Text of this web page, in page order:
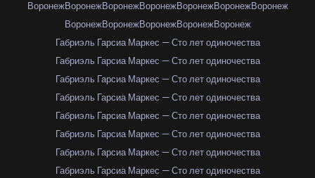
ВоронежВоронежВоронежВоронежВоронежВоронежВоронеж
ВоронежВоронежВоронежВоронежВоронеж
Габриэль Гарсиа Маркес — Сто лет одиночества
Габриэль Гарсиа Маркес — Сто лет одиночества
Габриэль Гарсиа Маркес — Сто лет одиночества
Габриэль Гарсиа Маркес — Сто лет одиночества
Габриэль Гарсиа Маркес — Сто лет одиночества
Габриэль Гарсиа Маркес — Сто лет одиночества
Габриэль Гарсиа Маркес — Сто лет одиночества
Габриэль Гарсиа Маркес — Сто лет одиночества